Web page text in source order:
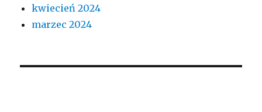
kwiecień 2024
marzec 2024